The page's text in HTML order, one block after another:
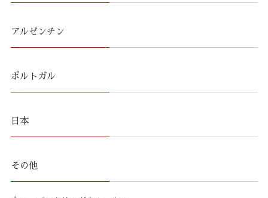
アルゼンチン
ポルトガル
日本
その他